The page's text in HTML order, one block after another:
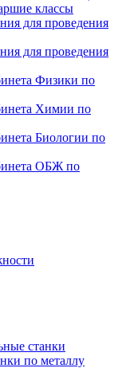
классы
для проведения
для проведения
Физики по
Химии по
Биологии по
ОБЖ по
станки
по металлу